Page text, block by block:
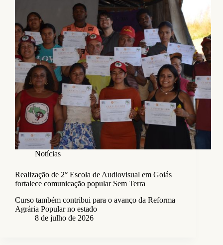
Notícias
Realização de 2° Escola de Audiovisual em Goiás
fortalece comunicação popular Sem Terra
Curso também contribui para o avanço da Reforma
Agrária Popular no estado
8 de julho de 2026